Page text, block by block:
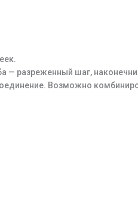
— разреженный шаг,
Возможно